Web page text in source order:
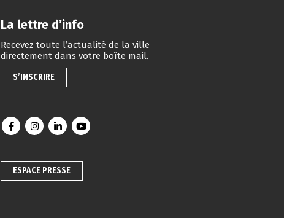
La lettre d’info
Recevez toute l’actualité de la ville
directement dans votre boîte mail.
S’INSCRIRE
Lien vers le compte Facebook
Lien vers le compte Instagram
Lien vers le compte Linkedin
Lien vers la chaîne Youtube
ESPACE PRESSE